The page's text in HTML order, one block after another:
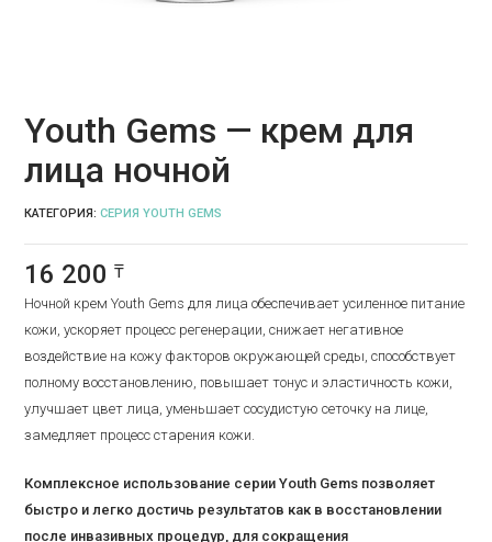
Youth Gems — крем для
лица ночной
16 200₸
Ночной крем Youth Gems для лица обеспечивает усиленное питание
кожи, ускоряет процесс регенерации, снижает негативное
воздействие на кожу факторов окружающей среды, способствует
полному восстановлению, повышает тонус и эластичность кожи,
улучшает цвет лица, уменьшает сосудистую сеточку на лице,
замедляет процесс старения кожи.
Комплексное использование серии Youth Gems позволяет
быстро и легко достичь результатов как в восстановлении
после инвазивных процедур, для сокращения
КАТЕГОРИЯ:СЕРИЯ YOUTH GEMS